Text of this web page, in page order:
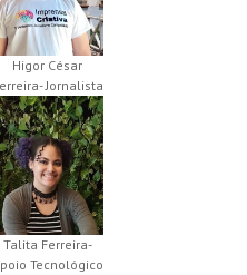
Higor César
Jornalista
Talita Ferreira-
Tecnológico